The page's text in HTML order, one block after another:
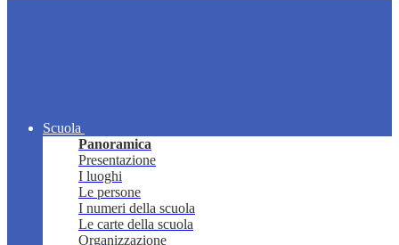
Scuola
Panoramica
Presentazione
I luoghi
Le persone
I numeri della scuola
Le carte della scuola
Organizzazione